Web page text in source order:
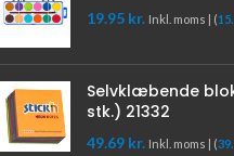
19.95 kr. Inkl. moms | (
Selvklæbende
stk.) 21332
49.69 kr. Inkl. moms | (